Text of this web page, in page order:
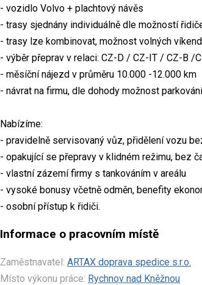
- vozidlo Volvo + plachtový návěs
- trasy sjednány individuálně dle možností
- trasy lze kombinovat, možnost volných
- výběr přeprav v relaci: CZ-D / CZ-IT / CZ-B /
- měsíční nájezd v průměru 10.000 -12.000 km
- návrat na firmu, dle dohody možnost
Nabízíme:
- pravidelně servisovaný vůz, přidělení vozu
- opakující se přepravy v klidném režimu, bez
- vlastní zázemí firmy s tankováním v areálu
- vysoké bonusy včetně odměn, benefity
- osobní přístup k řidiči.
Informace o pracovním místě
Zaměstnavatel: ARTAX doprava spedice s.r.o.
Místo výkonu práce: Rychnov nad Kněžnou